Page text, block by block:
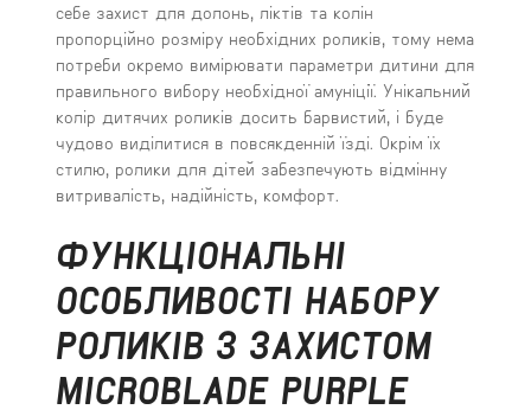
себе захист для долонь, ліктів та колін
пропорційно розміру необхідних роликів, тому нема
потреби окремо вимірювати параметри дитини для
правильного вибору необхідної амуніції. Унікальний
колір дитячих роликів досить барвистий, і буде
чудово виділитися в повсякденній їзді. Окрім їх
стилю, ролики для дітей забезпечують відмінну
витривалість, надійність, комфорт.
ФУНКЦІОНАЛЬНІ
ОСОБЛИВОСТІ НАБОРУ
РОЛИКІВ З ЗАХИСТОМ
MICROBLADE PURPLE